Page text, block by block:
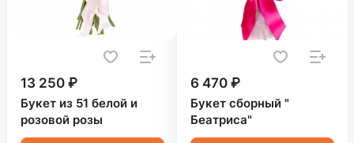
13 250 ₽
Букет из 51 белой и
розовой розы
6 470 ₽
Букет сборный "
Беатриса"